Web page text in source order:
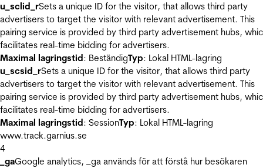
u_sclid_rSets a unique ID for the visitor, that allows third party
advertisers to target the visitor with relevant advertisement. This
pairing service is provided by third party advertisement hubs,
facilitates real-time bidding for advertisers.
Maximal lagringstid: BeständigTyp: Lokal HTML-lagring
u_scsid_rSets a unique ID for the visitor, that allows third party
advertisers to target the visitor with relevant advertisement. This
pairing service is provided by third party advertisement hubs,
facilitates real-time bidding for advertisers.
Maximal lagringstid: SessionTyp: Lokal HTML-lagring
www.track.garnius.se
4
_gaGoogle analytics, _ga används för att förstå hur besökaren